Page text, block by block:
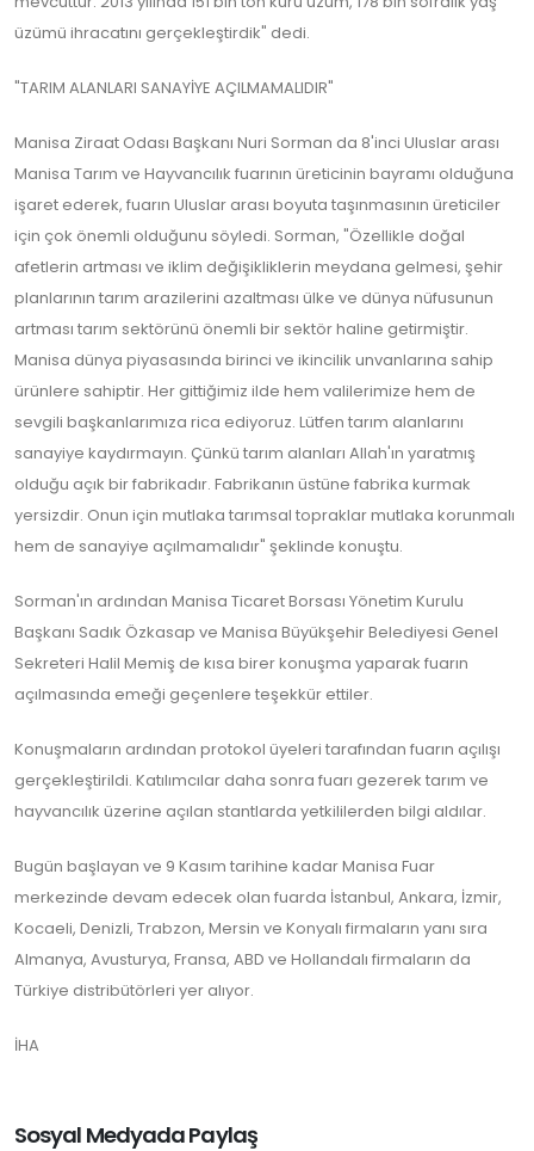
üzümü ihracatını gerçekleştirdik" dedi.
"TARIM ALANLARI SANAYİYE AÇILMAMALIDIR"
Manisa Ziraat Odası Başkanı Nuri Sorman da 8'inci Uluslar arası
Manisa Tarım ve Hayvancılık fuarının üreticinin bayramı olduğuna
işaret ederek, fuarın Uluslar arası boyuta taşınmasının üreticiler
için çok önemli olduğunu söyledi. Sorman, "Özellikle doğal
afetlerin artması ve iklim değişikliklerin meydana gelmesi, şehir
planlarının tarım arazilerini azaltması ülke ve dünya nüfusunun
artması tarım sektörünü önemli bir sektör haline getirmiştir.
Manisa dünya piyasasında birinci ve ikincilik unvanlarına sahip
ürünlere sahiptir. Her gittiğimiz ilde hem valilerimize hem de
sevgili başkanlarımıza rica ediyoruz. Lütfen tarım alanlarını
sanayiye kaydırmayın. Çünkü tarım alanları Allah'ın yaratmış
olduğu açık bir fabrikadır. Fabrikanın üstüne fabrika kurmak
yersizdir. Onun için mutlaka tarımsal topraklar mutlaka korunmalı
hem de sanayiye açılmamalıdır" şeklinde konuştu.
Sorman'ın ardından Manisa Ticaret Borsası Yönetim Kurulu
Başkanı Sadık Özkasap ve Manisa Büyükşehir Belediyesi Genel
Sekreteri Halil Memiş de kısa birer konuşma yaparak fuarın
açılmasında emeği geçenlere teşekkür ettiler.
Konuşmaların ardından protokol üyeleri tarafından fuarın açılışı
gerçekleştirildi. Katılımcılar daha sonra fuarı gezerek tarım ve
hayvancılık üzerine açılan stantlarda yetkililerden bilgi aldılar.
Bugün başlayan ve 9 Kasım tarihine kadar Manisa Fuar
merkezinde devam edecek olan fuarda İstanbul, Ankara, İzmir,
Kocaeli, Denizli, Trabzon, Mersin ve Konyalı firmaların yanı sıra
Almanya, Avusturya, Fransa, ABD ve Hollandalı firmaların da
Türkiye distribütörleri yer alıyor.
İHA
Sosyal Medyada Paylaş